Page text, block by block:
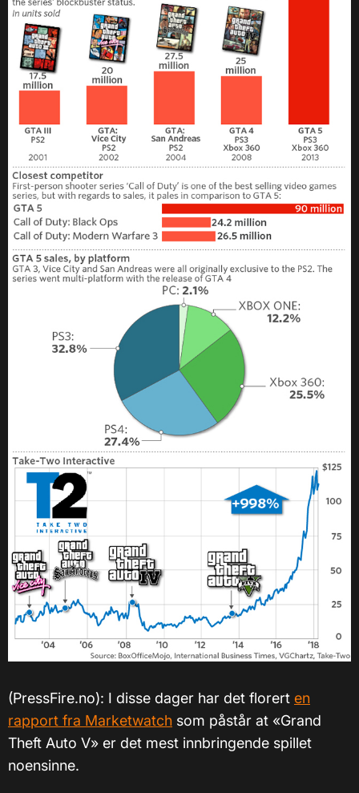
(PressFire.no): I disse dager har det florert en
rapport fra Marketwatch som påstår at «Grand
Theft Auto V» er det mest innbringende spillet
noensinne.